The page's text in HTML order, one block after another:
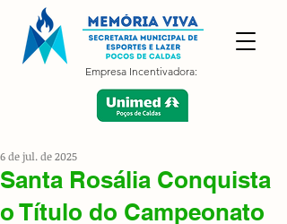
Empresa Incentivadora:
Santa Rosália Conquista
o Título do Campeonato
6 de jul. de 2025